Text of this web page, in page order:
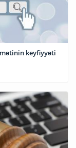
keyfiyyəti